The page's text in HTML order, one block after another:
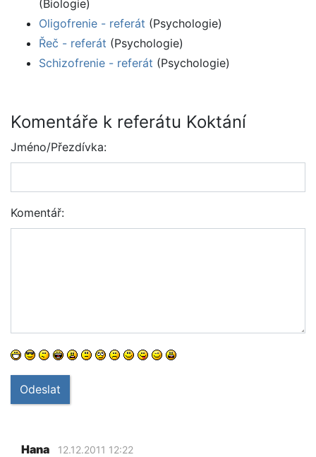
(Biologie)
Oligofrenie - referát (Psychologie)
Řeč - referát (Psychologie)
Schizofrenie - referát (Psychologie)
Komentáře k referátu Koktání
Jméno/Přezdívka:
Komentář:
Odeslat
Hana 12.12.2011 12:22